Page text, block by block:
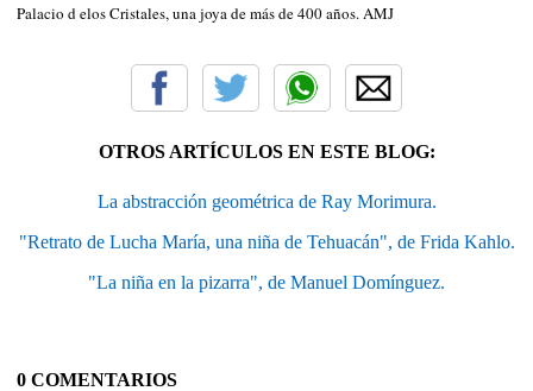
Palacio d elos Cristales, una joya de más de 400 años. AMJ
OTROS ARTÍCULOS EN ESTE BLOG:
La abstracción geométrica de Ray Morimura.
"Retrato de Lucha María, una niña de Tehuacán", de Frida Kahlo.
"La niña en la pizarra", de Manuel Domínguez.
0 COMENTARIOS